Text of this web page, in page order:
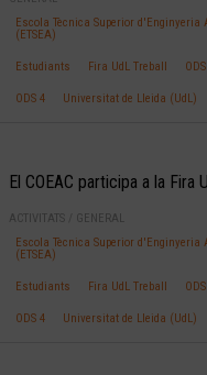
Escola Tècnica Superior d'Enginyeria
(ETSEA)
Estudiants Fira UdL Treball
ODS 4 Universitat de Lleida (UdL)
El COEAC participa a la Fira
ACTIVITATS
GENERAL
Escola Tècnica Superior d'Enginyeria
(ETSEA)
Estudiants Fira UdL Treball
ODS 4 Universitat de Lleida (UdL)